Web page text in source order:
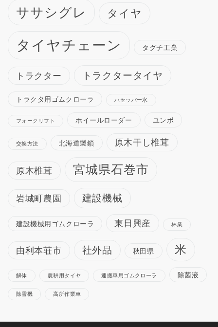
ササシグレ タイヤ
タイヤチェーン タグチ工業
トラクター トラクタータイヤ
トラクタ用ゴムクローラ ハセッパー水
フォークリフト ホイールローダー ユンボ
交換方法 北海道製鎖 原木干し椎茸
原木椎茸 宮城県石巻市
岩城町農園 建設機械
建設機械用ゴムクローラ 東日興産 林業
由利本荘市 社外品 秋田県 米
解体 農耕用タイヤ 運搬車用ゴムクローラ 除菌液
除雪機 高所作業車